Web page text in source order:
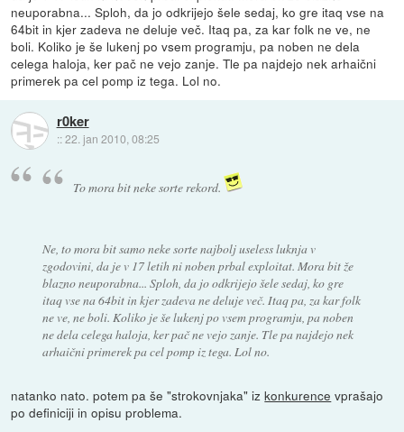
neuporabna... Sploh, da jo odkrijejo šele sedaj, ko gre itaq vse na
64bit in kjer zadeva ne deluje več. Itaq pa, za kar folk ne ve, ne
boli. Koliko je še lukenj po vsem programju, pa noben ne dela
celega haloja, ker pač ne vejo zanje. Tle pa najdejo nek arhaični
primerek pa cel pomp iz tega. Lol no.
r0ker
::22. jan 2010, 08:25
To mora bit neke sorte rekord.
Ne, to mora bit samo neke sorte najbolj useless luknja v
zgodovini, da je v 17 letih ni noben prbal exploitat. Mora bit že
blazno neuporabna... Sploh, da jo odkrijejo šele sedaj, ko gre
itaq vse na 64bit in kjer zadeva ne deluje več. Itaq pa, za kar folk
ne ve, ne boli. Koliko je še lukenj po vsem programju, pa noben
ne dela celega haloja, ker pač ne vejo zanje. Tle pa najdejo nek
arhaični primerek pa cel pomp iz tega. Lol no.
natanko nato. potem pa še "strokovnjaka" izkonkurence vprašajo
po definiciji in opisu problema.